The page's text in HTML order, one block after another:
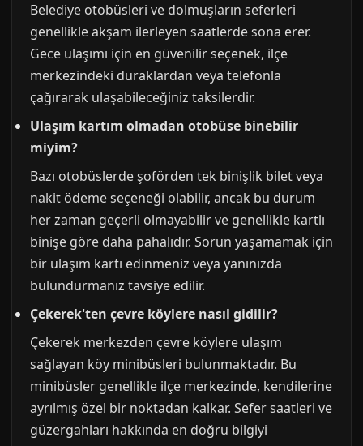
Belediye otobüsleri ve dolmuşların seferleri
genellikle akşam ilerleyen saatlerde sona erer.
Gece ulaşımı için en güvenilir seçenek, ilçe
merkezindeki duraklardan veya telefonla
çağırarak ulaşabileceğiniz taksilerdir.
Ulaşım kartım olmadan otobüse binebilir
miyim?
Bazı otobüslerde şoförden tek binişlik bilet veya
nakit ödeme seçeneği olabilir, ancak bu durum
her zaman geçerli olmayabilir ve genellikle kartlı
binişe göre daha pahalıdır. Sorun yaşamamak için
bir ulaşım kartı edinmeniz veya yanınızda
bulundurmanız tavsiye edilir.
Çekerek'ten çevre köylere nasıl gidilir?
Çekerek merkezden çevre köylere ulaşım
sağlayan köy minibüsleri bulunmaktadır. Bu
minibüsler genellikle ilçe merkezinde, kendilerine
ayrılmış özel bir noktadan kalkar. Sefer saatleri ve
güzergahları hakkında en doğru bilgiyi